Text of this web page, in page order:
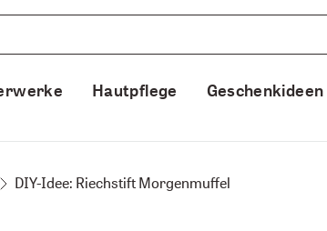
Hautpflege Geschenkideen
DIY-Idee: Riechstift Morgenmuffel